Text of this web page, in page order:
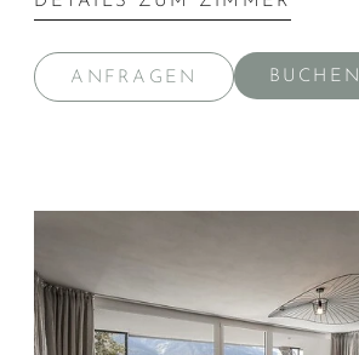
ANFRAGEN BUCHEN